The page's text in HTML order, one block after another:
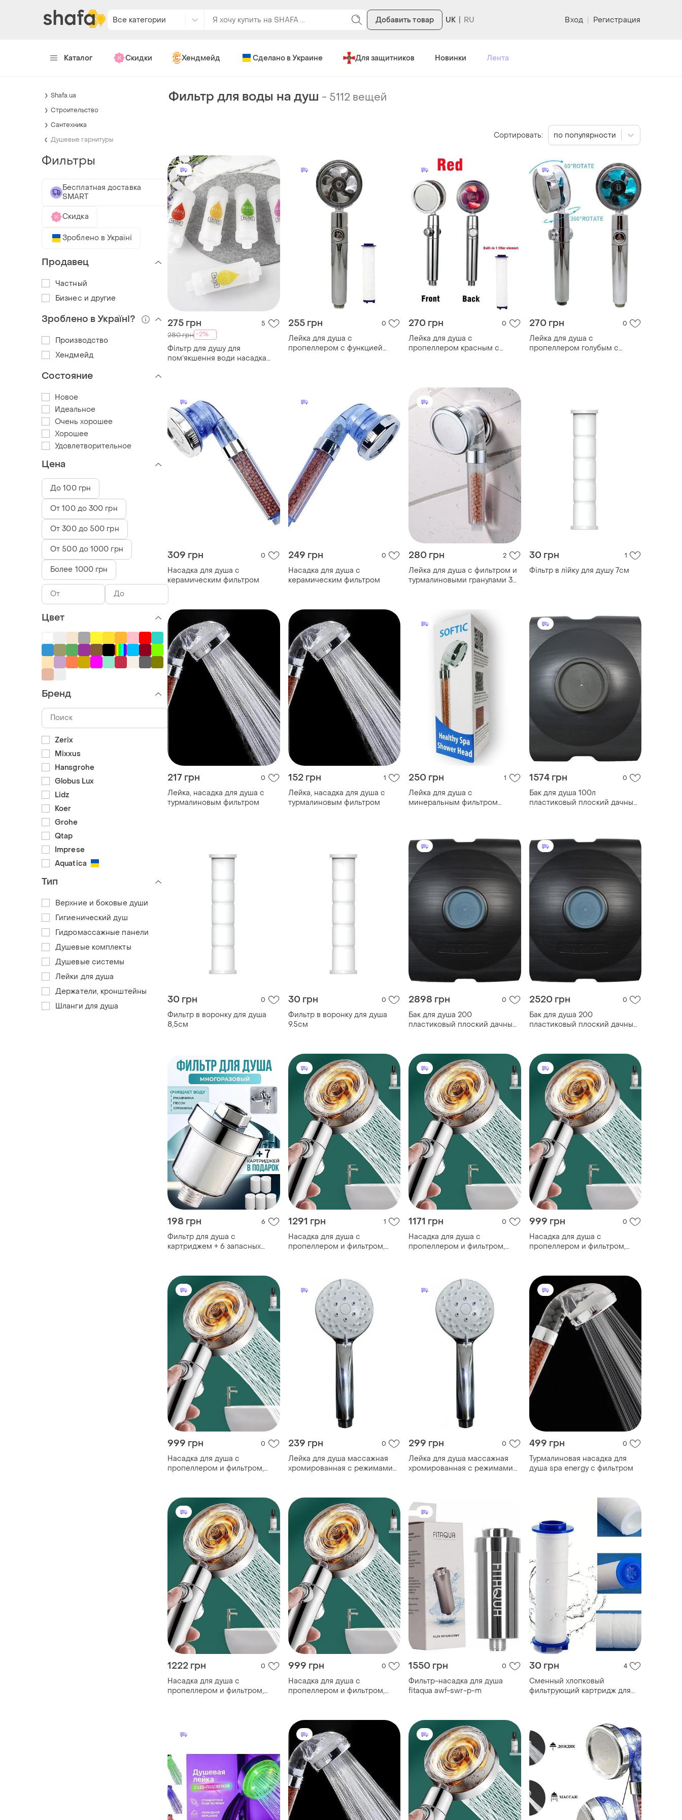
Все категории Добавить товар UK Вход | Регистрация
Каталог Скидки Хендмейд Сделано в Украине Для защитников Новинки Лента
Фильтр для воды на душ - 5112 вещей
275 грн 5
280 грн -2%
Фільтр для душу для
помʼякшення води насадка
255 грн 0
Лейка для душа c
пропеллером с функцией
270 грн 0
Лейка для душа с
пропеллером красным с
270 грн 0
Лейка для душа c
пропеллером голубым с
309 грн 0
Насадка для душа с
керамическим фильтром
249 грн 0
Насадка для душа с
керамическим фильтром
280 грн 2
Лейка для душа с фильтром и
турмалиновыми гранулами 3
30 грн 1
Фільтр в лійку для душу 7см
217 грн 0
Лейка, насадка для душа с
турмалиновым фильтром
152 грн 1
Лейка, насадка для душа с
турмалиновым фильтром
250 грн 1
Лейка для душа с
минеральным фильтром
1574 грн 0
Бак для душа 100л
пластиковый плоский дачный
30 грн 0
Фильтр в воронку для душа
8,5см
30 грн 0
Фильтр в воронку для душа
9.5см
2898 грн 0
Бак для душа 200
пластиковый плоский дачный
2520 грн 0
Бак для душа 200
пластиковый плоский дачный
198 грн 6
Фильтр для душа с
картриджем + 6 запасных
1291 грн 1
Насадка для душа с
пропеллером и фильтром,
1171 грн 0
Насадка для душа с
пропеллером и фильтром,
999 грн 0
Насадка для душа с
пропеллером и фильтром,
999 грн 0
Насадка для душа с
пропеллером и фильтром,
239 грн 0
Лейка для душа массажная
хромированная с режимами
299 грн 0
Лейка для душа массажная
хромированная с режимами
499 грн 0
Турмалиновая насадка для
душа spa energy с фильтром
1222 грн 0
Насадка для душа с
пропеллером и фильтром,
999 грн 0
Насадка для душа с
пропеллером и фильтром,
водосберегающая воронка
1550 грн 0
Фильтр-насадка для душа
fitaqua awf-swr-p-m
30 грн 4
Сменный хлопковый
фильтрующий картридж для
Сортировать: по популярности
Shafa.ua
Строительство
Сантехника
Душевые гарнитуры
Фильтры
Бесплатная доставка
SMART
Скидка
Зроблено в Україні
Продавец
Частный
Бизнес и другие
Зроблено в Україні?
Производство
Хендмейд
Состояние
Новое
Идеальное
Очень хорошее
Хорошее
Удовлетворительное
Цена
До 100 грн
От 100 до 300 грн
От 300 до 500 грн
От 500 до 1000 грн
Более 1000 грн
Цвет
Бренд
Zerix
Mixxus
Hansgrohe
Globus Lux
Lidz
Koer
Grohe
Qtap
Imprese
Aquatica
Тип
Верхние и боковые души
Гигиенический душ
Гидромассажные панели
Душевые комплекты
Душевые системы
Лейки для душа
Держатели, кронштейны
Шланги для душа